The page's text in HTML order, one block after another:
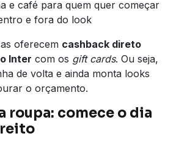
e café para quem quer começar
e fora do look
oferecem cashback direto
Inter com os gift cards. Ou seja,
de volta e ainda monta looks
o orçamento.
roupa: comece o dia